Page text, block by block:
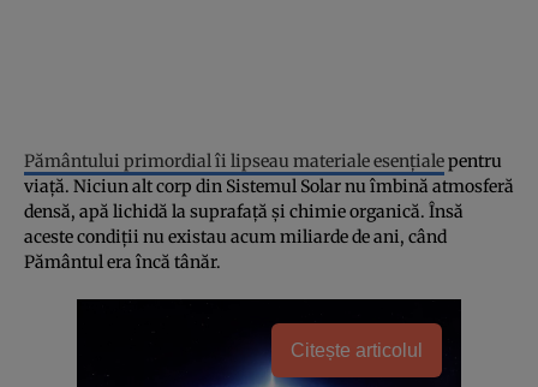
Pământului primordial îi lipseau materiale esențialepentru
viață. Niciun alt corp din Sistemul Solar nu îmbină atmosferă
densă, apă lichidă la suprafață și chimie organică. Însă
aceste condiții nu existau acum miliarde de ani, când
Pământul era încă tânăr.
Citește articolul